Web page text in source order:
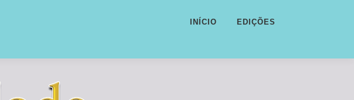
INÍCIO EDIÇÕES